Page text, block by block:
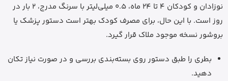
نوزادان و کودکان 4 تا 24 ماه، 0.5 میلی‌لیتر با سرنگ مدرج، 2 بار در
روز است. با این حال، برای مصرف کودک بهتر است دستور پزشک یا
بروشور نسخه موجود ملاک قرار گیرد.
بطری را طبق دستور روی بسته‌بندی بررسی و در صورت نیاز تکان
دهید.